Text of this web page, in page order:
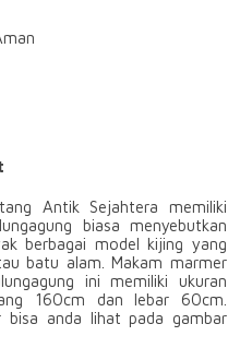
Antik Sejahtera memiliki
biasa menyebutkan
berbagai model kijing yang
batu alam. Makam marmer
ini memiliki ukuran
160cm dan lebar 60cm.
anda lihat pada gambar